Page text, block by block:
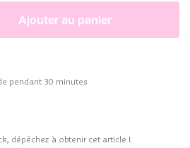
Ajouter au panier
pendant 30 minutes
dépêchez à obtenir cet article !